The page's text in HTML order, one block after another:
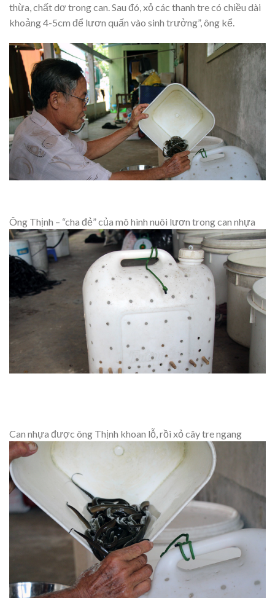
thừa, chất dơ trong can. Sau đó, xỏ các thanh tre có chiều dài
khoảng 4-5cm để lươn quấn vào sinh trưởng”, ông kể.
Ông Thịnh – “cha đẻ” của mô hình nuôi lươn trong can nhựa
Can nhựa được ông Thịnh khoan lỗ, rồi xỏ cây tre ngang